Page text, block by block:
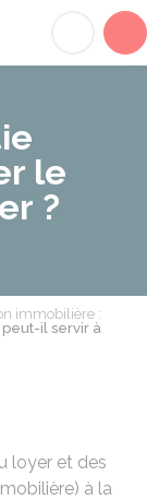
le
?
immobilière :
il servir à
loyer et des
à la